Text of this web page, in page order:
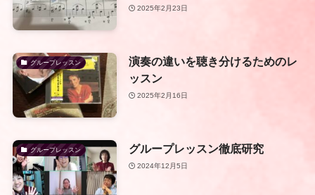
2025年2月23日
グループレッスン
演奏の違いを聴き分けるためのレ
ッスン
2025年2月16日
グループレッスン グループレッスン徹底研究
2024年12月5日